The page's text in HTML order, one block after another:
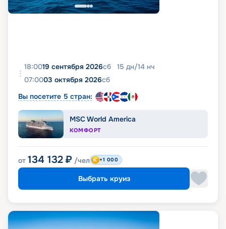
18:0019 сентября 2026сб 15 дн/14 нч
07:0003 октября 2026сб
Вы посетите 5 стран:
MSC World America
КОМФОРТ
от 134 132 ₽ /чел +1 000
Выбрать круиз